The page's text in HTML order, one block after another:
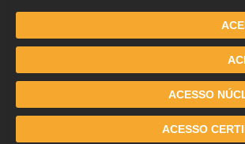
ACESSO
ACESSO